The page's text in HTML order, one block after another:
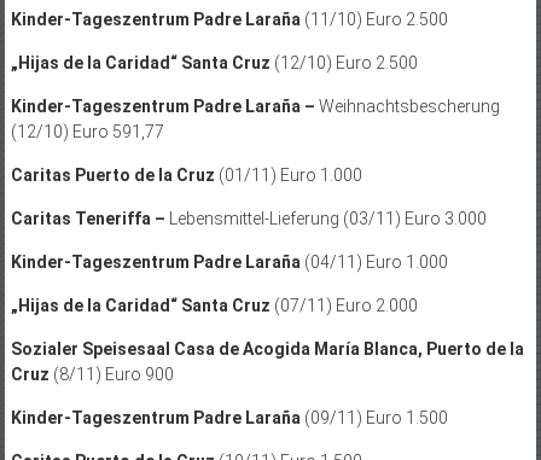
Kinder-Tageszentrum Padre Laraña (11/10) Euro 2.500
„Hijas de la Caridad“ Santa Cruz (12/10) Euro 2.500
Kinder-Tageszentrum Padre Laraña – Weihnachtsbescherung
(12/10) Euro 591,77
Caritas Puerto de la Cruz (01/11) Euro 1.000
Caritas Teneriffa – Lebensmittel-Lieferung (03/11) Euro 3.000
Kinder-Tageszentrum Padre Laraña (04/11) Euro 1.000
„Hijas de la Caridad“ Santa Cruz (07/11) Euro 2.000
Sozialer Speisesaal Casa de Acogida María Blanca, Puerto de la
Cruz (8/11) Euro 900
Kinder-Tageszentrum Padre Laraña (09/11) Euro 1.500